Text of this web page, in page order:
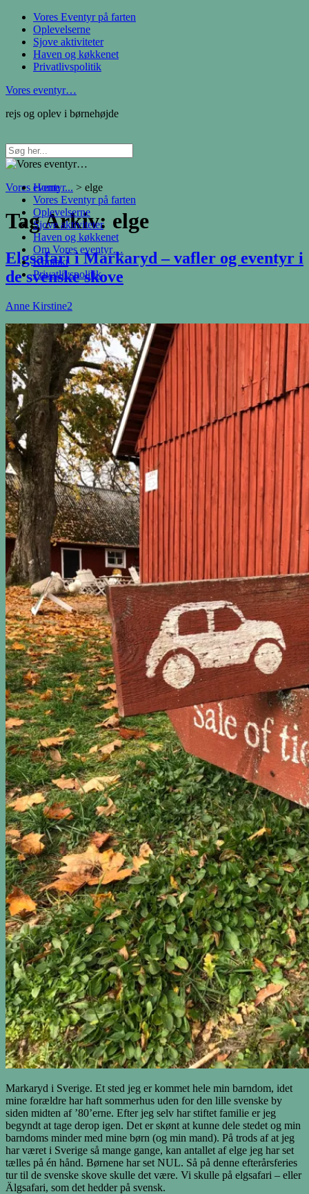
Vores Eventyr på farten
Oplevelserne
Sjove aktiviteter
Haven og køkkenet
Privatlivspolitik
Vores eventyr…
rejs og oplev i børnehøjde
Home
Vores Eventyr på farten
Oplevelserne
Sjove aktiviteter
Haven og køkkenet
Om Vores eventyr…
Kontakt
Privatlivspolitik
Vores eventyr... > elge
Tag Arkiv: elge
Elgsafari i Markaryd – vafler og eventyr i
de svenske skove
Anne Kirstine2
Markaryd i Sverige. Et sted jeg er kommet hele min barndom, idet
mine forældre har haft sommerhus uden for den lille svenske by
siden midten af ’80’erne. Efter jeg selv har stiftet familie er jeg
begyndt at tage derop igen. Det er skønt at kunne dele stedet og min
barndoms minder med mine børn (og min mand). På trods af at jeg
har været i Sverige så mange gange, kan antallet af elge jeg har set
tælles på én hånd. Børnene har set NUL. Så på denne efterårsferies
tur til de svenske skove skulle det være. Vi skulle på elgsafari – eller
Älgsafari, som det hedder på svensk.